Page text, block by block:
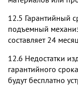
12.5 Гарантийный
подъемный
составляет 24
12.6 Недостатки
гарантийного
будут бесплатно